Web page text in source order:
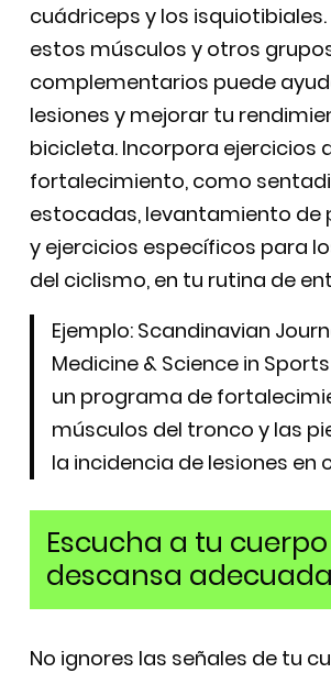
cuádriceps y los
estos músculos y otros
complementarios puede
lesiones y mejorar tu
bicicleta. Incorpora ejercicios
fortalecimiento, como
estocadas, levantamiento de
y ejercicios específicos para
del ciclismo, en tu rutina de
Ejemplo: Scandinavian
Medicine & Science in
un programa de
músculos del tronco y las
la incidencia de lesiones en
Escucha a tu
descansa
No ignores las señales de tu